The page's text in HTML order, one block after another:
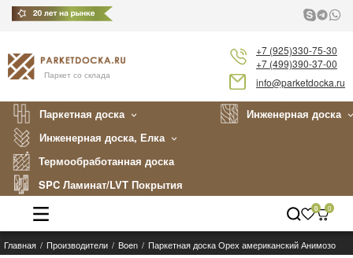
Паркет со склада
+7 (925)330-75-30
+7 (499)390-37-00
info@parketdocka.ru
Паркетная доска
Инженерная доска
Инженерная доска, Елка
Термообработанная доска
SPC Ламинат/LVT Покрытия
Каталог
0 0
Главная Производители Boen Паркетная доска Орех американский Анимозо